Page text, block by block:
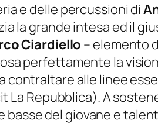
e delle percussioni di
la grande intesa ed il
Ciardiello– elemento
perfettamente la
alle linee
La Repubblica). A
del giovane e